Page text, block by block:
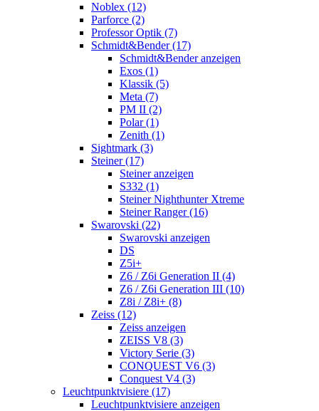
Noblex (12)
Parforce (2)
Professor Optik (7)
Schmidt&Bender (17)
Schmidt&Bender anzeigen
Exos (1)
Klassik (5)
Meta (7)
PM II (2)
Polar (1)
Zenith (1)
Sightmark (3)
Steiner (17)
Steiner anzeigen
S332 (1)
Steiner Nighthunter Xtreme
Steiner Ranger (16)
Swarovski (22)
Swarovski anzeigen
DS
Z5i+
Z6 / Z6i Generation II (4)
Z6 / Z6i Generation III (10)
Z8i / Z8i+ (8)
Zeiss (12)
Zeiss anzeigen
ZEISS V8 (3)
Victory Serie (3)
CONQUEST V6 (3)
Conquest V4 (3)
Leuchtpunktvisiere (17)
Leuchtpunktvisiere anzeigen